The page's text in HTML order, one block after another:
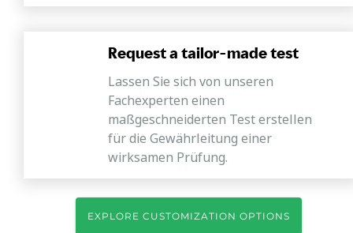
Request a tailor-made test
Lassen Sie sich von unseren
Fachexperten einen
maßgeschneiderten Test erstellen
für die Gewährleitung einer
wirksamen Prüfung.
EXPLORE CUSTOMIZATION OPTIONS